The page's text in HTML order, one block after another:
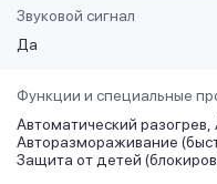
Звуковой сигнал
Да
Функции и специальные
Автоматический разогрев
Авторазмораживание
Защита от детей